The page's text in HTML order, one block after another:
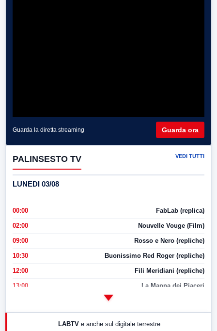
Guarda la diretta streaming Guarda ora
PALINSESTO TV VEDI TUTTI
LUNEDI 03/08
00:00 FabLab (replica)
02:00 Nouvelle Vouge (Film)
09:00 Rosso e Nero (repliche)
10:30 Buonissimo Red Roger (repliche)
12:00 Fili Meridiani (repliche)
13:00 La Mappa dei Piaceri
LABTV e anche sul digitale terrestre